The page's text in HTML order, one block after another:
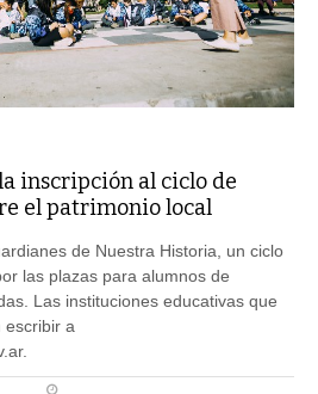
inscripción al ciclo de
el patrimonio local
de Nuestra Historia, un ciclo
las plazas para alumnos de
Las instituciones educativas que
escribir a